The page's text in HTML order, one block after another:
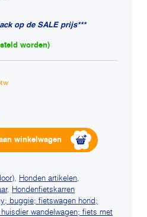
op de SALE prijs***
worden)
winkelwagen
, Honden artikelen,
, Hondenfietskarren
buggie; fietswagen hond;
wandelwagen; fiets met